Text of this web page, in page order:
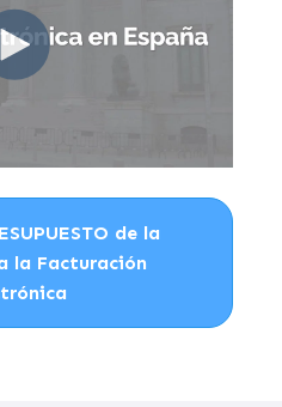
de la
la Facturación